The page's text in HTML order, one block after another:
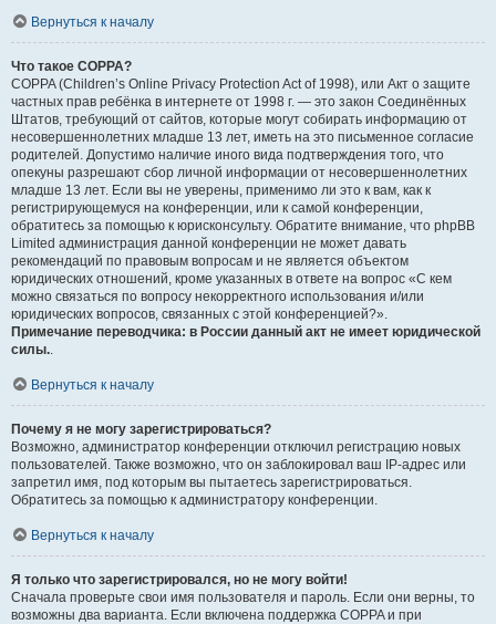
Вернуться к началу
Что такое COPPA?
COPPA (Children’s Online Privacy Protection Act of 1998), или Акт о защите
частных прав ребёнка в интернете от 1998 г. — это закон Соединённых
Штатов, требующий от сайтов, которые могут собирать информацию от
несовершеннолетних младше 13 лет, иметь на это письменное согласие
родителей. Допустимо наличие иного вида подтверждения того, что
опекуны разрешают сбор личной информации от несовершеннолетних
младше 13 лет. Если вы не уверены, применимо ли это к вам, как к
регистрирующемуся на конференции, или к самой конференции,
обратитесь за помощью к юрисконсульту. Обратите внимание, что phpBB
Limited администрация данной конференции не может давать
рекомендаций по правовым вопросам и не является объектом
юридических отношений, кроме указанных в ответе на вопрос «С кем
можно связаться по вопросу некорректного использования и/или
юридических вопросов, связанных с этой конференцией?».
Примечание переводчика: в России данный акт не имеет юридической
силы..
Вернуться к началу
Почему я не могу зарегистрироваться?
Возможно, администратор конференции отключил регистрацию новых
пользователей. Также возможно, что он заблокировал ваш IP-адрес или
запретил имя, под которым вы пытаетесь зарегистрироваться.
Обратитесь за помощью к администратору конференции.
Вернуться к началу
Я только что зарегистрировался, но не могу войти!
Сначала проверьте свои имя пользователя и пароль. Если они верны, то
возможны два варианта. Если включена поддержка COPPA и при